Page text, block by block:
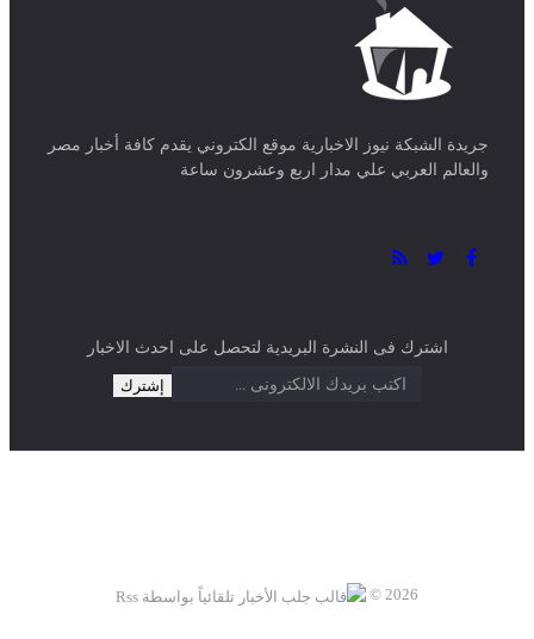
جريدة الشبكة نيوز الاخبارية موقع الكتروني يقدم كافة أخبار مصر
والعالم العربي علي مدار اربع وعشرون ساعة
اشترك فى النشرة البريدية لتحصل على احدث الاخبار
2026 ©